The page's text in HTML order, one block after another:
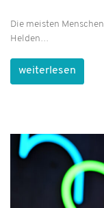
Die meisten
Helden…
weiterlesen